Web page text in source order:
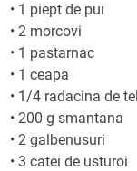
• 1 piept de pui
• 2 morcovi
• 1 pastarnac
• 1 ceapa
• 1/4 radacina de
• 200 g smantana
• 2 galbenusuri
•3 catei de usturoi